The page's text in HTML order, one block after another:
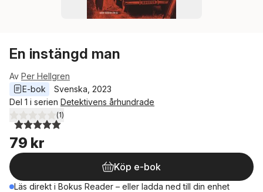
En instängd man
Av Per Hellgren
E-bok
Svenska 2023
Del 1 i serien Detektivens århundrade
5,0utav 5 stjärnor. Totalt antal röster:
(1)
79 kr
Köp e-bok
Läs direkt i Bokus Reader – eller ladda ned till din enhet